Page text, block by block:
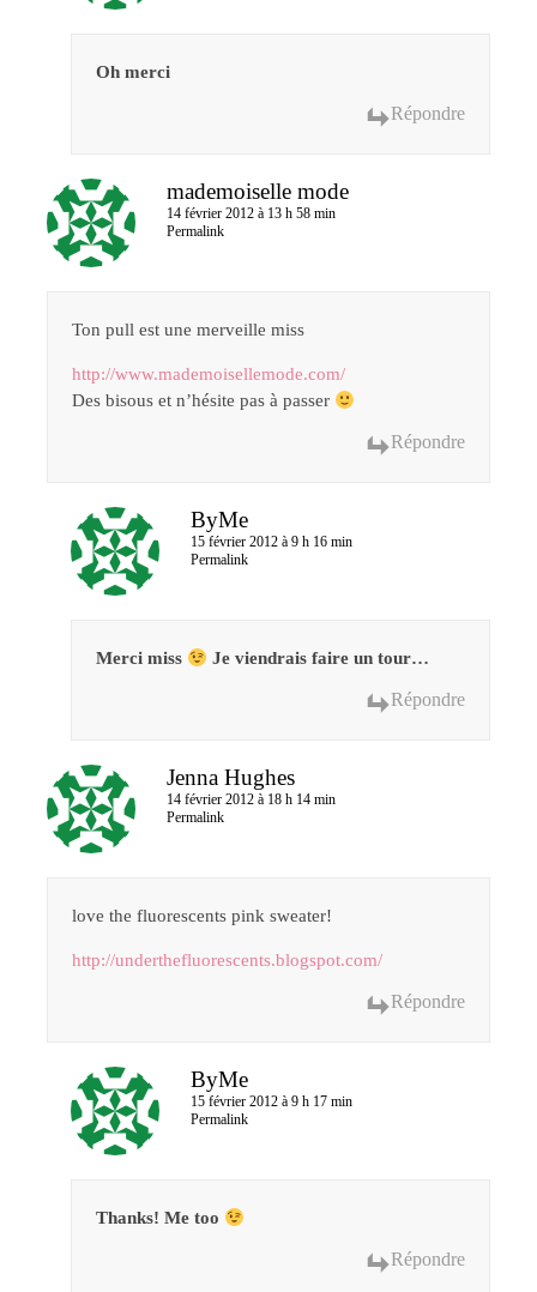
Oh merci
Répondre
mademoiselle mode
14 février 2012 à 13 h 58 min
Permalink
Ton pull est une merveille miss
http://www.mademoisellemode.com/
Des bisous et n’hésite pas à passer
Répondre
ByMe
15 février 2012 à 9 h 16 min
Permalink
Merci miss Je viendrais faire un tour…
Répondre
Jenna Hughes
14 février 2012 à 18 h 14 min
Permalink
love the fluorescents pink sweater!
http://underthefluorescents.blogspot.com/
Répondre
ByMe
15 février 2012 à 9 h 17 min
Permalink
Thanks! Me too
Répondre